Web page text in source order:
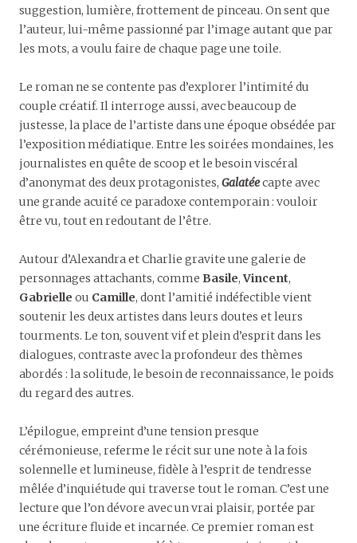
suggestion, lumière, frottement de pinceau. On sent que
l’auteur, lui-même passionné par l’image autant que par
les mots, a voulu faire de chaque page une toile.
Le roman ne se contente pas d’explorer l’intimité du
couple créatif. Il interroge aussi, avec beaucoup de
justesse, la place de l’artiste dans une époque obsédée par
l’exposition médiatique. Entre les soirées mondaines, les
journalistes en quête de scoop et le besoin viscéral
d’anonymat des deux protagonistes, Galatéecapte avec
une grande acuité ce paradoxe contemporain : vouloir
être vu, tout en redoutant de l’être.
Autour d’Alexandra et Charlie gravite une galerie de
personnages attachants, comme Basile,Vincent,
Gabrielle ou Camille, dont l’amitié indéfectible vient
soutenir les deux artistes dans leurs doutes et leurs
tourments. Le ton, souvent vif et plein d’esprit dans les
dialogues, contraste avec la profondeur des thèmes
abordés : la solitude, le besoin de reconnaissance, le poids
du regard des autres.
L’épilogue, empreint d’une tension presque
cérémonieuse, referme le récit sur une note à la fois
solennelle et lumineuse, fidèle à l’esprit de tendresse
mêlée d’inquiétude qui traverse tout le roman. C’est une
lecture que l’on dévore avec un vrai plaisir, portée par
une écriture fluide et incarnée. Ce premier roman est